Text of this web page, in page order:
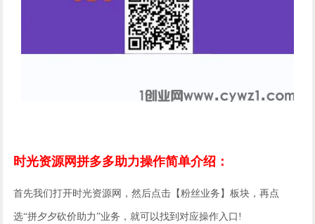
时光资源网拼多多助力操作简单介绍：
首先我们打开时光资源网，然后点击【粉丝业务】板块，再点
选“拼夕夕砍价助力”业务，就可以找到对应操作入口!